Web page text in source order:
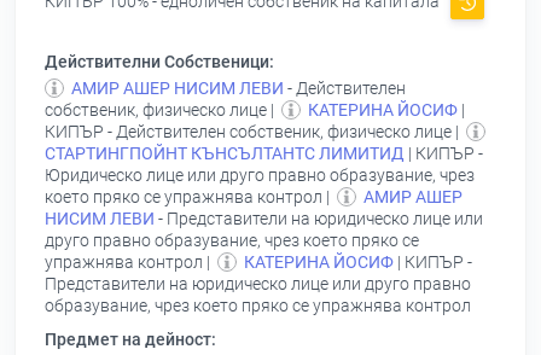
Действителни Собственици:
АМИР АШЕР НИСИМ ЛЕВИ - Действителен
собственик, физическо лице |
КАТЕРИНА ЙОСИФ |
КИПЪР - Действителен собственик, физическо лице |
СТАРТИНГПОЙНТ КЪНСЪЛТАНТС ЛИМИТИД | КИПЪР -
Юридическо лице или друго правно образувание, чрез
което пряко се упражнява контрол |
АМИР АШЕР
НИСИМ ЛЕВИ - Представители на юридическо лице или
друго правно образувание, чрез което пряко се
упражнява контрол |
КАТЕРИНА ЙОСИФ | КИПЪР -
Представители на юридическо лице или друго правно
образувание, чрез което пряко се упражнява контрол
Предмет на дейност: